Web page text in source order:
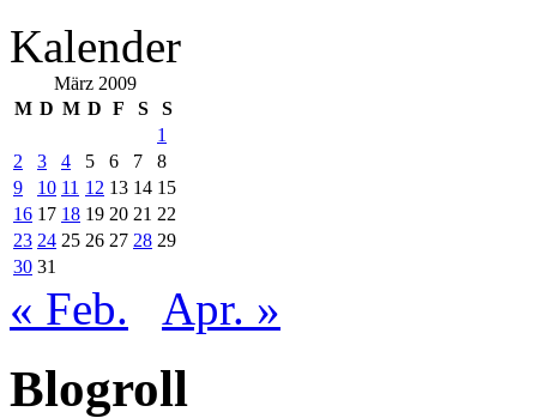
Kalender
März 2009
M D M D F S
S
1
2
3 4 5 6 7
8
9
10 11 12 13 14 15
16 17 18 19 20 21 22
23 24 25 26 27 28 29
30 31
« Feb. Apr. »
Blogroll